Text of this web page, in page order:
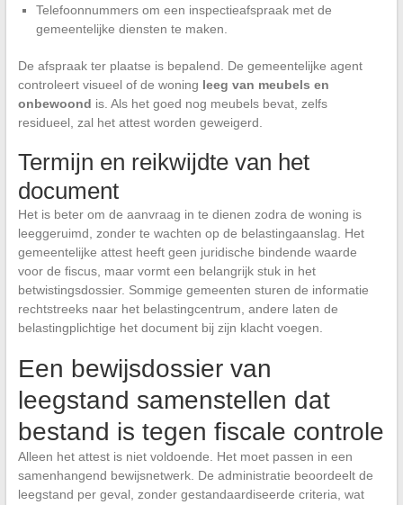
Telefoonnummers om een inspectieafspraak met de
gemeentelijke diensten te maken.
De afspraak ter plaatse is bepalend. De gemeentelijke agent
controleert visueel of de woning leeg van meubels en
onbewoond is. Als het goed nog meubels bevat, zelfs
residueel, zal het attest worden geweigerd.
Termijn en reikwijdte van het
document
Het is beter om de aanvraag in te dienen zodra de woning is
leeggeruimd, zonder te wachten op de belastingaanslag. Het
gemeentelijke attest heeft geen juridische bindende waarde
voor de fiscus, maar vormt een belangrijk stuk in het
betwistingsdossier. Sommige gemeenten sturen de informatie
rechtstreeks naar het belastingcentrum, andere laten de
belastingplichtige het document bij zijn klacht voegen.
Een bewijsdossier van
leegstand samenstellen dat
bestand is tegen fiscale controle
Alleen het attest is niet voldoende. Het moet passen in een
samenhangend bewijsnetwerk. De administratie beoordeelt de
leegstand per geval, zonder gestandaardiseerde criteria, wat